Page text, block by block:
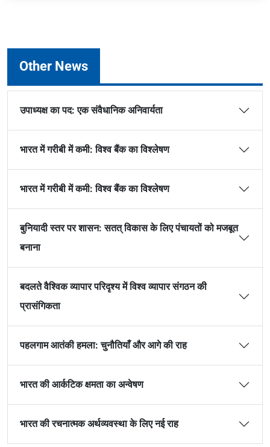
Other News
उपाध्यक्ष का पद: एक संवैधानिक अनिवार्यता
भारत में गरीबी में कमी: विश्व बैंक का विश्लेषण
भारत में गरीबी में कमी: विश्व बैंक का विश्लेषण
बुनियादी स्तर पर शासन: सतत् विकास के लिए पंचायतों को मजबूत
बनाना
बदलते वैश्विक व्यापार परिदृश्य में विश्व व्यापार संगठन की
प्रासंगिकता
पहलगाम आतंकी हमला: चुनौतियाँ और आगे की राह
भारत की आर्कटिक क्षमता का अन्वेषण
भारत की रचनात्मक अर्थव्यवस्था के लिए नई राह